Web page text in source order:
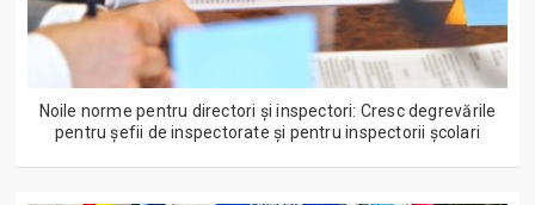
Noile norme pentru directori și inspectori: Cresc degrevările
pentru șefii de inspectorate și pentru inspectorii școlari